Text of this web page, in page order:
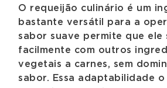
O requeijão culinário é um
bastante versátil para a
sabor suave permite que ele
facilmente com outros
vegetais a carnes, sem
sabor. Essa adaptabilidade o